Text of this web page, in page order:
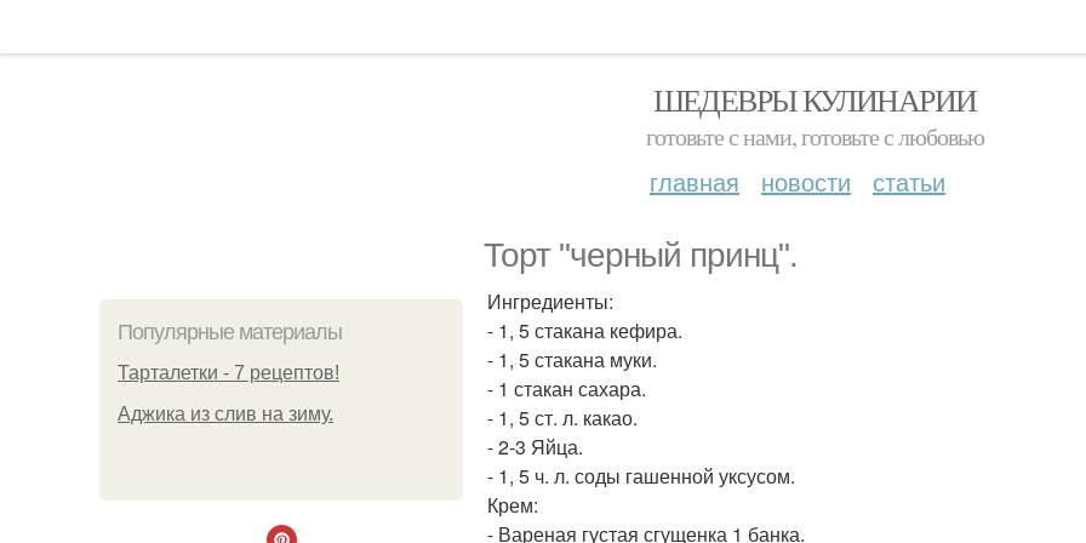
ШЕДЕВРЫ КУЛИНАРИИ
готовьте с нами, готовьте с любовью
главная новости статьи
Торт "черный принц".
Популярные материалы
Тарталетки - 7 рецептов!
Аджика из слив на зиму.
Ингредиенты:
- 1, 5 стакана кефира.
- 1, 5 стакана муки.
- 1 стакан сахара.
- 1, 5 ст. л. какао.
- 2-3 Яйца.
- 1, 5 ч. л. соды гашенной уксусом.
Крем:
- Вареная густая сгущенка 1 банка.